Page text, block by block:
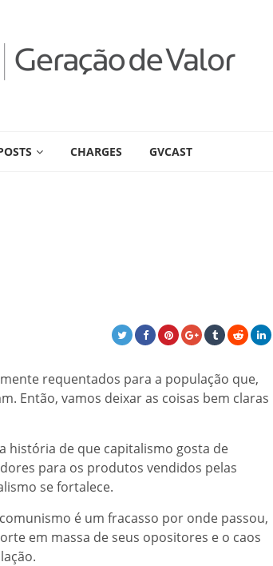
CHARGES GVCAST
requentados para a população que,
Então, vamos deixar as coisas bem claras
história de que capitalismo gosta de
para os produtos vendidos pelas
se fortalece.
é um fracasso por onde passou,
em massa de seus opositores e o caos